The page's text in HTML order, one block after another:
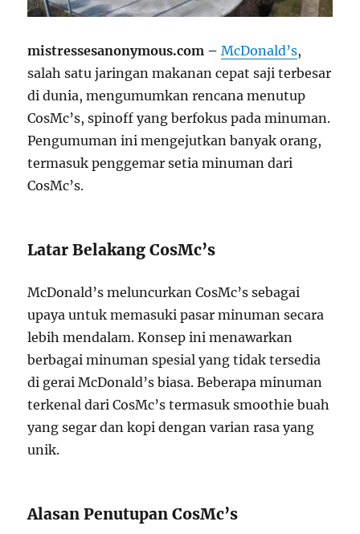
mistressesanonymous.com – McDonald’s,
salah satu jaringan makanan cepat saji terbesar
di dunia, mengumumkan rencana menutup
CosMc’s, spinoff yang berfokus pada minuman.
Pengumuman ini mengejutkan banyak orang,
termasuk penggemar setia minuman dari
CosMc’s.
Latar Belakang CosMc’s
McDonald’s meluncurkan CosMc’s sebagai
upaya untuk memasuki pasar minuman secara
lebih mendalam. Konsep ini menawarkan
berbagai minuman spesial yang tidak tersedia
di gerai McDonald’s biasa. Beberapa minuman
terkenal dari CosMc’s termasuk smoothie buah
yang segar dan kopi dengan varian rasa yang
unik.
Alasan Penutupan CosMc’s